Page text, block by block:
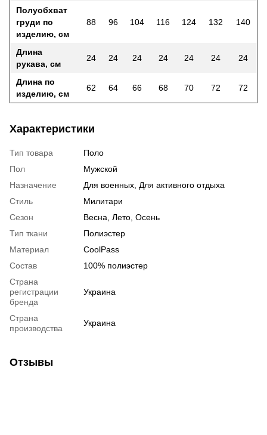
Полуобхват
груди по
изделию, см
88 96 104 116 124 132 140
Длина
рукава, см
24 24 24 24 24 24 24
Длина по
изделию, см
62 64 66 68 70 72 72
Характеристики
Тип товара
Поло
Пол
Мужской
Назначение
Для военных, Для активного отдыха
Стиль
Милитари
Сезон
Весна, Лето, Осень
Тип ткани
Полиэстер
Материал
CoolPass
Состав
100% полиэстер
Страна
регистрации
бренда
Украина
Страна
производства
Украина
Отзывы